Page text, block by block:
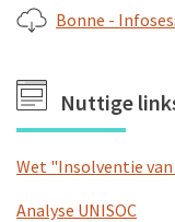
Bonne -
Nuttige
Wet "Insolventie
Analyse UNISOC